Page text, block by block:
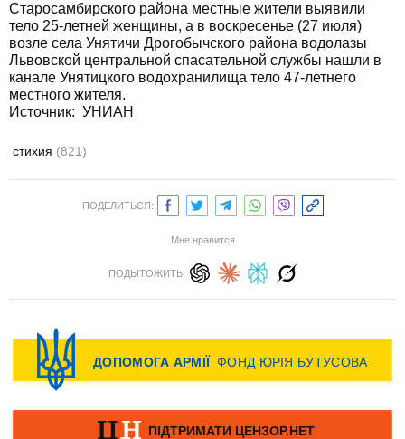
Старосамбирского района местные жители выявили
тело 25-летней женщины, а в воскресенье (27 июля)
возле села Унятичи Дрогобычского района водолазы
Львовской центральной спасательной службы нашли в
канале Унятицкого водохранилища тело 47-летнего
местного жителя.
Источник: УНИАН
стихия (821)
ПОДЕЛИТЬСЯ:
Мне нравится
ПОДЫТОЖИТЬ: